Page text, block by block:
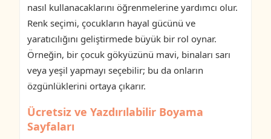
nasıl kullanacaklarını öğrenmelerine yardımcı olur.
Renk seçimi, çocukların hayal gücünü ve
yaratıcılığını geliştirmede büyük bir rol oynar.
Örneğin, bir çocuk gökyüzünü mavi, binaları sarı
veya yeşil yapmayı seçebilir; bu da onların
özgünlüklerini ortaya çıkarır.
Ücretsiz ve Yazdırılabilir Boyama
Sayfaları